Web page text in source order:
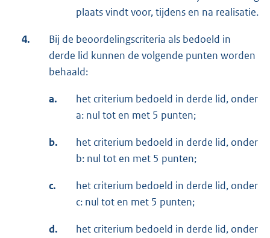
plaats vindt voor, tijdens en na realisatie.
4.
Bij de beoordelingscriteria als bedoeld in
derde lid kunnen de volgende punten worden
behaald:
a.
het criterium bedoeld in derde lid, onder
a: nul tot en met 5 punten;
b.
het criterium bedoeld in derde lid, onder
b: nul tot en met 5 punten;
c.
het criterium bedoeld in derde lid, onder
c: nul tot en met 5 punten;
d.
het criterium bedoeld in derde lid, onder